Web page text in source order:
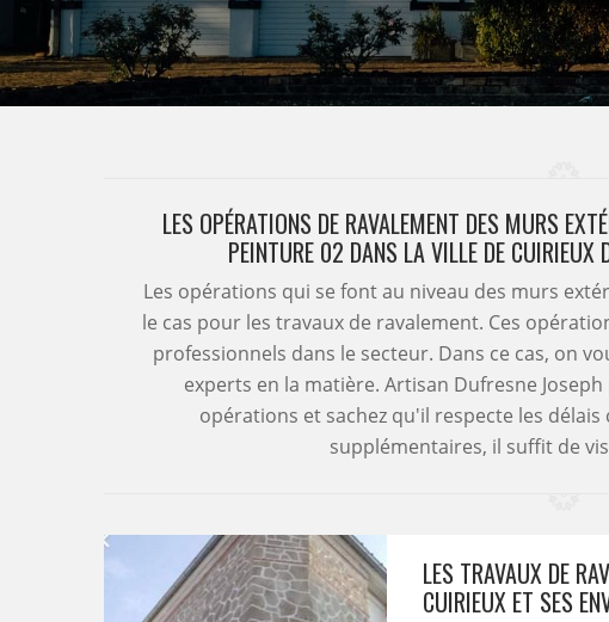
LES OPÉRATIONS DE RAVALEMENT DES MURS
PEINTURE 02 DANS LA VILLE DE
Les opérations qui se font au niveau des murs
le cas pour les travaux de ravalement. Ces
professionnels dans le secteur. Dans ce cas, on
experts en la matière. Artisan Dufresne
opérations et sachez qu'il respecte les
supplémentaires, il suffit de
LES TRAVAUX DE
CUIRIEUX ET SES